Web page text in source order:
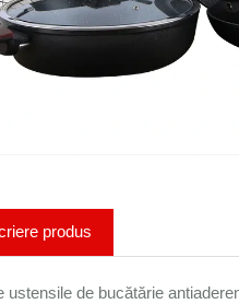
produs
ustensile de bucătărie